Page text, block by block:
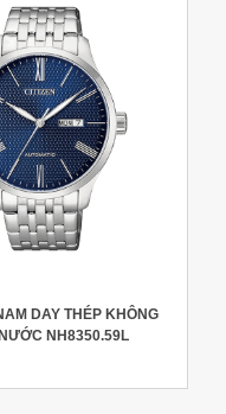
DAY THÉP KHÔNG
NH8350.59L